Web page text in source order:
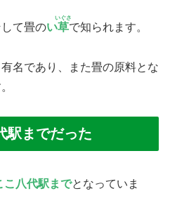
して畳のい草
いぐさ
で知られます。
名であり、また畳の原料とな
駅までだった
こ八代駅までとなっていま